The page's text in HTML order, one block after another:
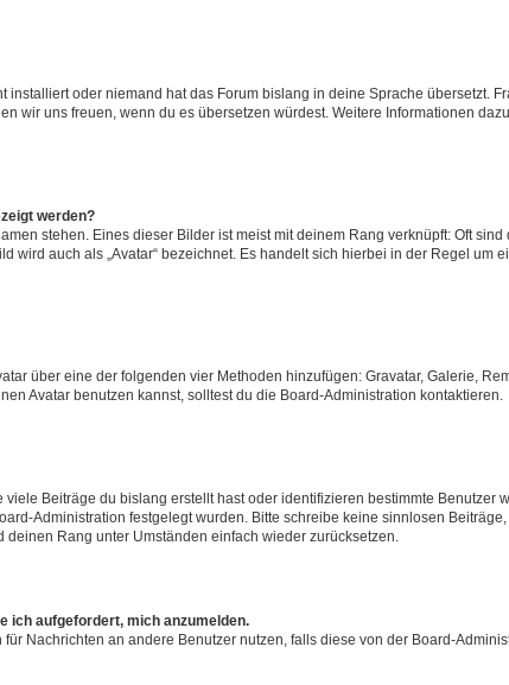
oder niemand hat das Forum bislang in deine Sprache übersetzt.
wir uns freuen, wenn du es übersetzen würdest. Weitere Informationen
werden?
stehen. Eines dieser Bilder ist meist mit deinem Rang verknüpft: Oft
wird auch als „Avatar“ bezeichnet. Es handelt sich hierbei in der Regel um
über eine der folgenden vier Methoden hinzufügen: Gravatar, Galerie,
Avatar benutzen kannst, solltest du die Board-Administration kontaktieren.
Beiträge du bislang erstellt hast oder identifizieren bestimmte Benutzer
Administration festgelegt wurden. Bitte schreibe keine sinnlosen
Rang unter Umständen einfach wieder zurücksetzen.
ich aufgefordert, mich anzumelden.
Nachrichten an andere Benutzer nutzen, falls diese von der Board-